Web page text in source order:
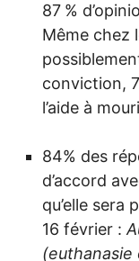
87 %
Même chez
conviction,
l’aide à
84% des
d’accord
qu’elle sera
16 février :
(euthanasie